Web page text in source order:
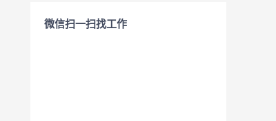
微信扫一扫找工作